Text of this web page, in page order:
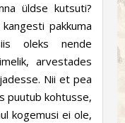
üldse kutsuti?
pakkuma
oleks nende
arvestades
Nii et pea
puutub kohtusse,
kogemusi ei ole,